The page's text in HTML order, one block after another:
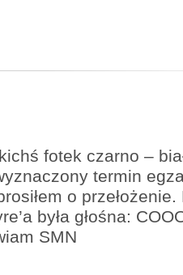
fotek czarno –
termin
o
była głośna:
SMN